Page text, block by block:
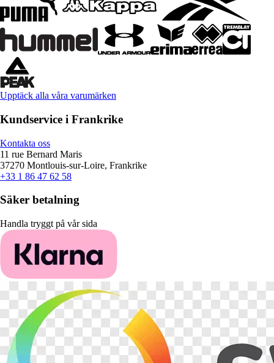
Upptäck alla våra varumärken
Kundservice i Frankrike
Kontakta oss
11 rue Bernard Maris
37270 Montlouis-sur-Loire, Frankrike
+33 1 86 47 62 58
Säker betalning
Handla tryggt på vår sida